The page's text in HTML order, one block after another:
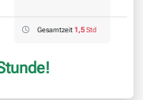
Gesamtzeit 1,5 Std